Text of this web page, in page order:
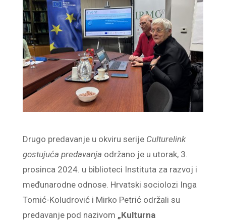
Drugo predavanje u okviru serije Culturelink
gostujuća predavanja održano je u utorak, 3.
prosinca 2024. u biblioteci Instituta za razvoj i
međunarodne odnose. Hrvatski sociolozi Inga
Tomić-Koludrović i Mirko Petrić održali su
predavanje pod nazivom „Kulturna